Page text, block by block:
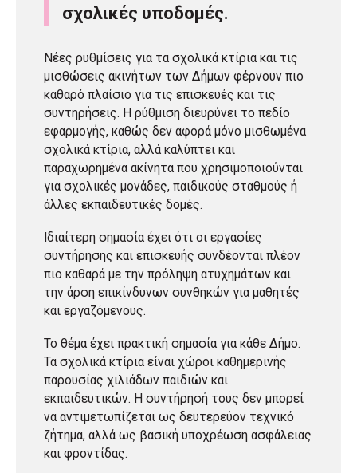
σχολικές υποδομές.
Νέες ρυθμίσεις για τα σχολικά κτίρια και τις
μισθώσεις ακινήτων των Δήμων φέρνουν πιο
καθαρό πλαίσιο για τις επισκευές και τις
συντηρήσεις. Η ρύθμιση διευρύνει το πεδίο
εφαρμογής, καθώς δεν αφορά μόνο μισθωμένα
σχολικά κτίρια, αλλά καλύπτει και
παραχωρημένα ακίνητα που χρησιμοποιούνται
για σχολικές μονάδες, παιδικούς σταθμούς ή
άλλες εκπαιδευτικές δομές.
Ιδιαίτερη σημασία έχει ότι οι εργασίες
συντήρησης και επισκευής συνδέονται πλέον
πιο καθαρά με την πρόληψη ατυχημάτων και
την άρση επικίνδυνων συνθηκών για μαθητές
και εργαζόμενους.
Το θέμα έχει πρακτική σημασία για κάθε Δήμο.
Τα σχολικά κτίρια είναι χώροι καθημερινής
παρουσίας χιλιάδων παιδιών και
εκπαιδευτικών. Η συντήρησή τους δεν μπορεί
να αντιμετωπίζεται ως δευτερεύον τεχνικό
ζήτημα, αλλά ως βασική υποχρέωση ασφάλειας
και φροντίδας.